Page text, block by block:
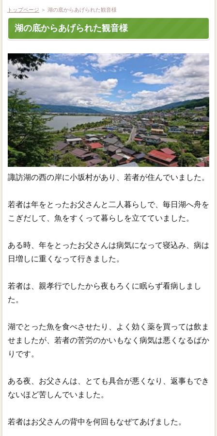
トップページ ＞ 湖の底からあげられた観音様
湖の底からあげられた観音様
諏訪湖の西の岸に小坂村があり、若者が住んでいました。
若者は年をとったお父さんと二人暮らしで、毎日湖へ舟を
こぎだして、魚をすくって暮らしを立てていました。
ある時、年をとったお父さんは病気になって寝込み、病は
日増しに重くなって行きました。
若者は、親孝行でしたから夜もろくに眠らず看病しまし
た。
湖でとった魚を食べさせたり、よく効く薬を買っては飲ま
せましたが、若者の苦労のかいもなく病気は悪くなるばか
りです。
ある夜、お父さんは、とても具合が悪くなり、返事もでき
ないほど苦しんでいました。
若者はお父さんの背中を何回もなぜてあげました。